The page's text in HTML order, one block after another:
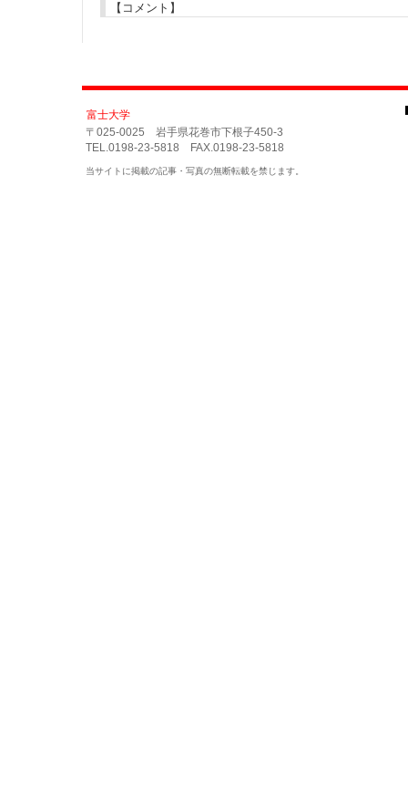
【コメント】
富士大学
〒025-0025 岩手県花巻市下根子450-3
TEL.0198-23-5818 FAX.0198-23-5818
当サイトに掲載の記事・写真の無断転載を禁じます。